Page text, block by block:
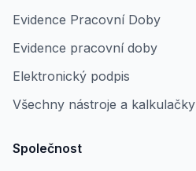
Evidence Pracovní Doby
Evidence pracovní doby
Elektronický podpis
Všechny nástroje a kalkulačky
Společnost